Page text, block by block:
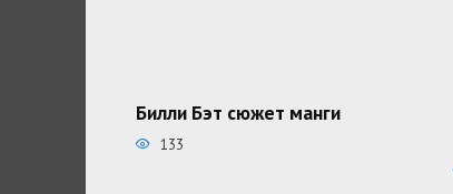
Билли Бэт сюжет манги
133